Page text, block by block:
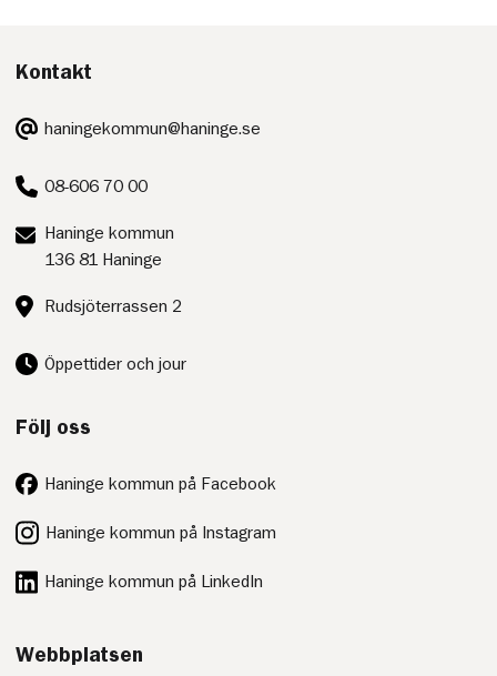
Kontakt
E-
post:
haningekommun@haninge.se
Telefon:
08-606 70 00
Postadress:
Haninge kommun
136 81 Haninge
Besöksadress:
Rudsjöterrassen 2
Öppettider och jour
Följ oss
Haninge kommun på Facebook
Haninge kommun på Instagram
Haninge kommun på LinkedIn
Webbplatsen